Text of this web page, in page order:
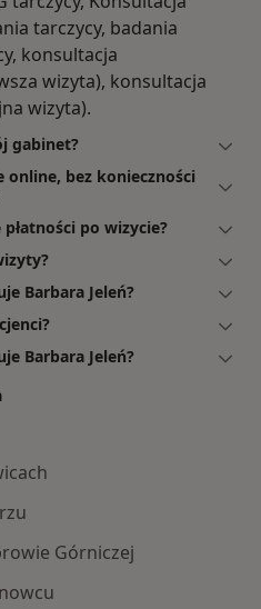
tarczycy, badania
konsultacja
wizyta), konsultacja
wizyta).
gabinet?
online, bez konieczności
po wizycie?
Barbara Jeleń?
Barbara Jeleń?
Górniczej